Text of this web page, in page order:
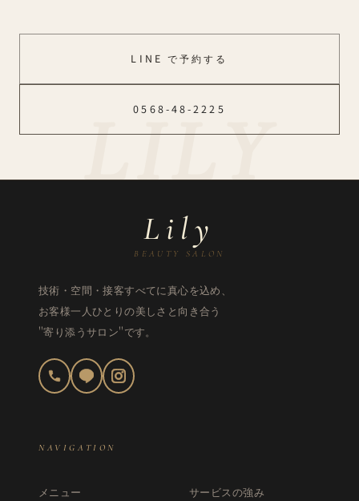
LINE で予約する
0568-48-2225
Lily
BEAUTY SALON
技術・空間・接客すべてに真心を込め、
お客様一人ひとりの美しさと向き合う
"寄り添うサロン"です。
NAVIGATION
メニュー サービスの強み